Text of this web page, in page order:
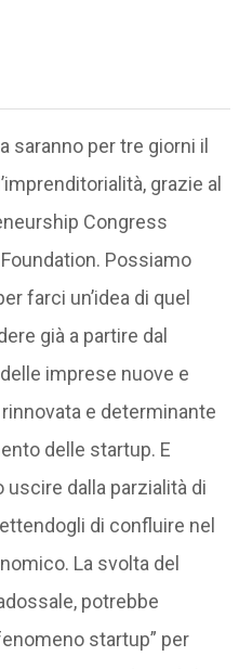
saranno per tre giorni il
grazie al
Congress
Possiamo
farci un’idea di quel
già a partire dal
imprese nuove e
e determinante
delle startup. E
dalla parzialità di
di confluire nel
La svolta del
potrebbe
startup” per